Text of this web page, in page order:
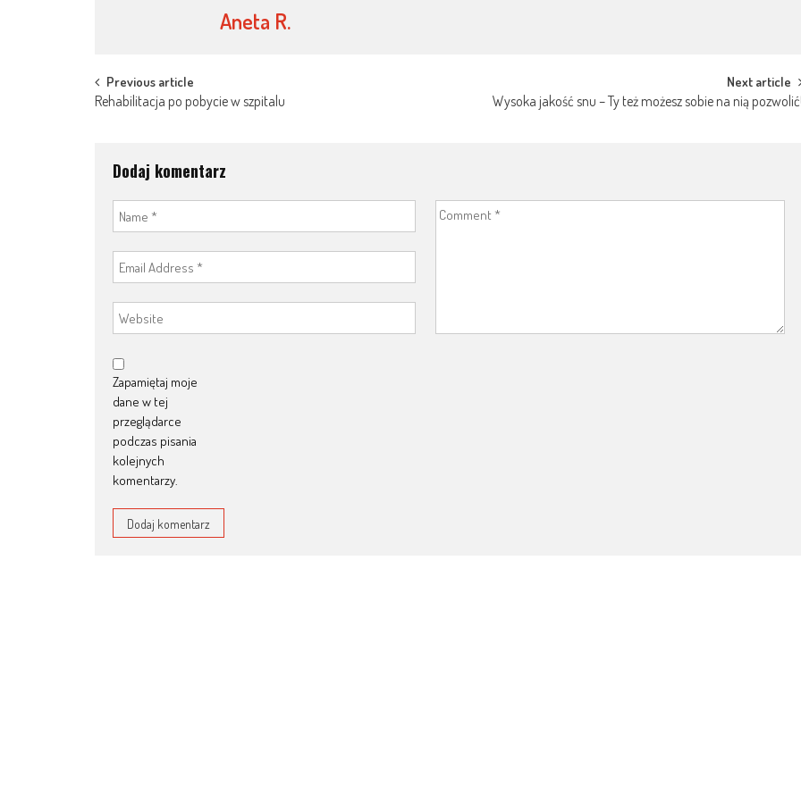
Aneta R.
Post
Previous article
Rehabilitacja po pobycie w szpitalu
Next article
Wysoka jakość snu – Ty też możesz sobie na nią
Dodaj komentarz
Zapamiętaj moje
dane w tej
przeglądarce
podczas pisania
kolejnych
komentarzy.